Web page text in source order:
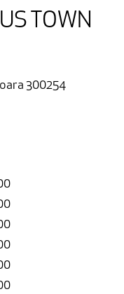
TOWN
300254